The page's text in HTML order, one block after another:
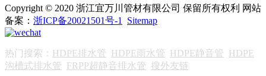
Copyright © 2020 浙江宜万川管材有限公司 保留所有权利 网站
备案： 浙ICP备20021501号-1 Sitemap
热门搜索： HDPE排水管 HDPE雨水管 HDPE静音管 HDPE
沟槽式排水管 FRPP超静音排水管 搜外友链